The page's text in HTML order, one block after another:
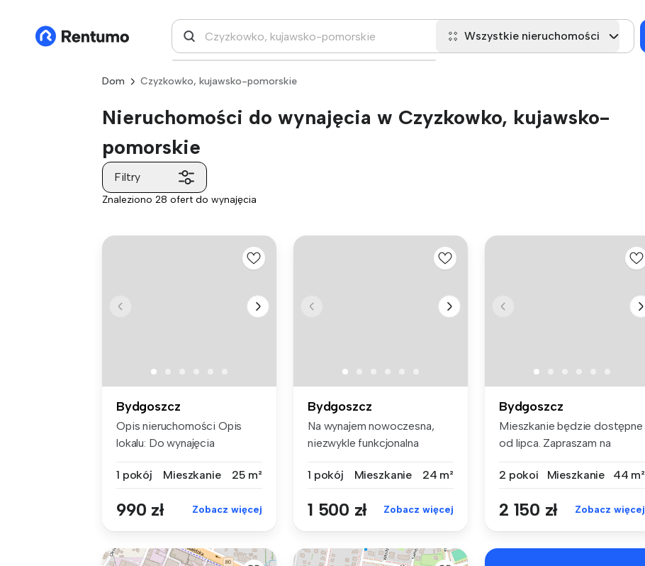
Wszystkie nieruchomości
Dom Czyzkowko, kujawsko-pomorskie
Nieruchomości do wynajęcia w Czyzkowko, kujawsko-
pomorskie
Filtry
Znaleziono 28 ofert do wynajęcia
Bydgoszcz
Opis nieruchomości Opis
lokalu: Do wynajęcia
1 pokój
Mieszkanie 25 m²
990 zł Zobacz więcej
Bydgoszcz
Na wynajem nowoczesna,
niezwykle funkcjonalna
1 pokój
Mieszkanie 24 m²
1 500 zł Zobacz więcej
Bydgoszcz
Mieszkanie będzie dostępne
od lipca. Zapraszam na
2 pokoi
Mieszkanie 44 m²
2 150 zł Zobacz więcej